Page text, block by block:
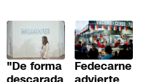
"De forma
Fedecarne